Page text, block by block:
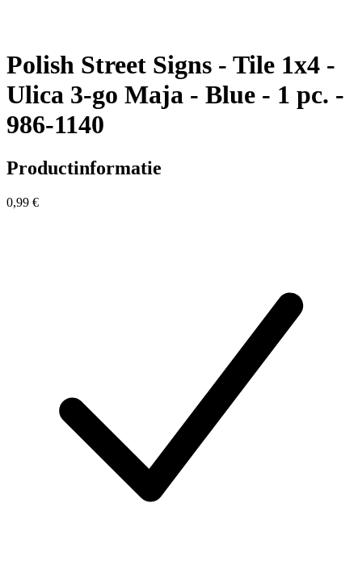
Polish Street Signs - Tile 1x4 -
Ulica 3-go Maja - Blue - 1 pc. -
986-1140
Productinformatie
0,99 €